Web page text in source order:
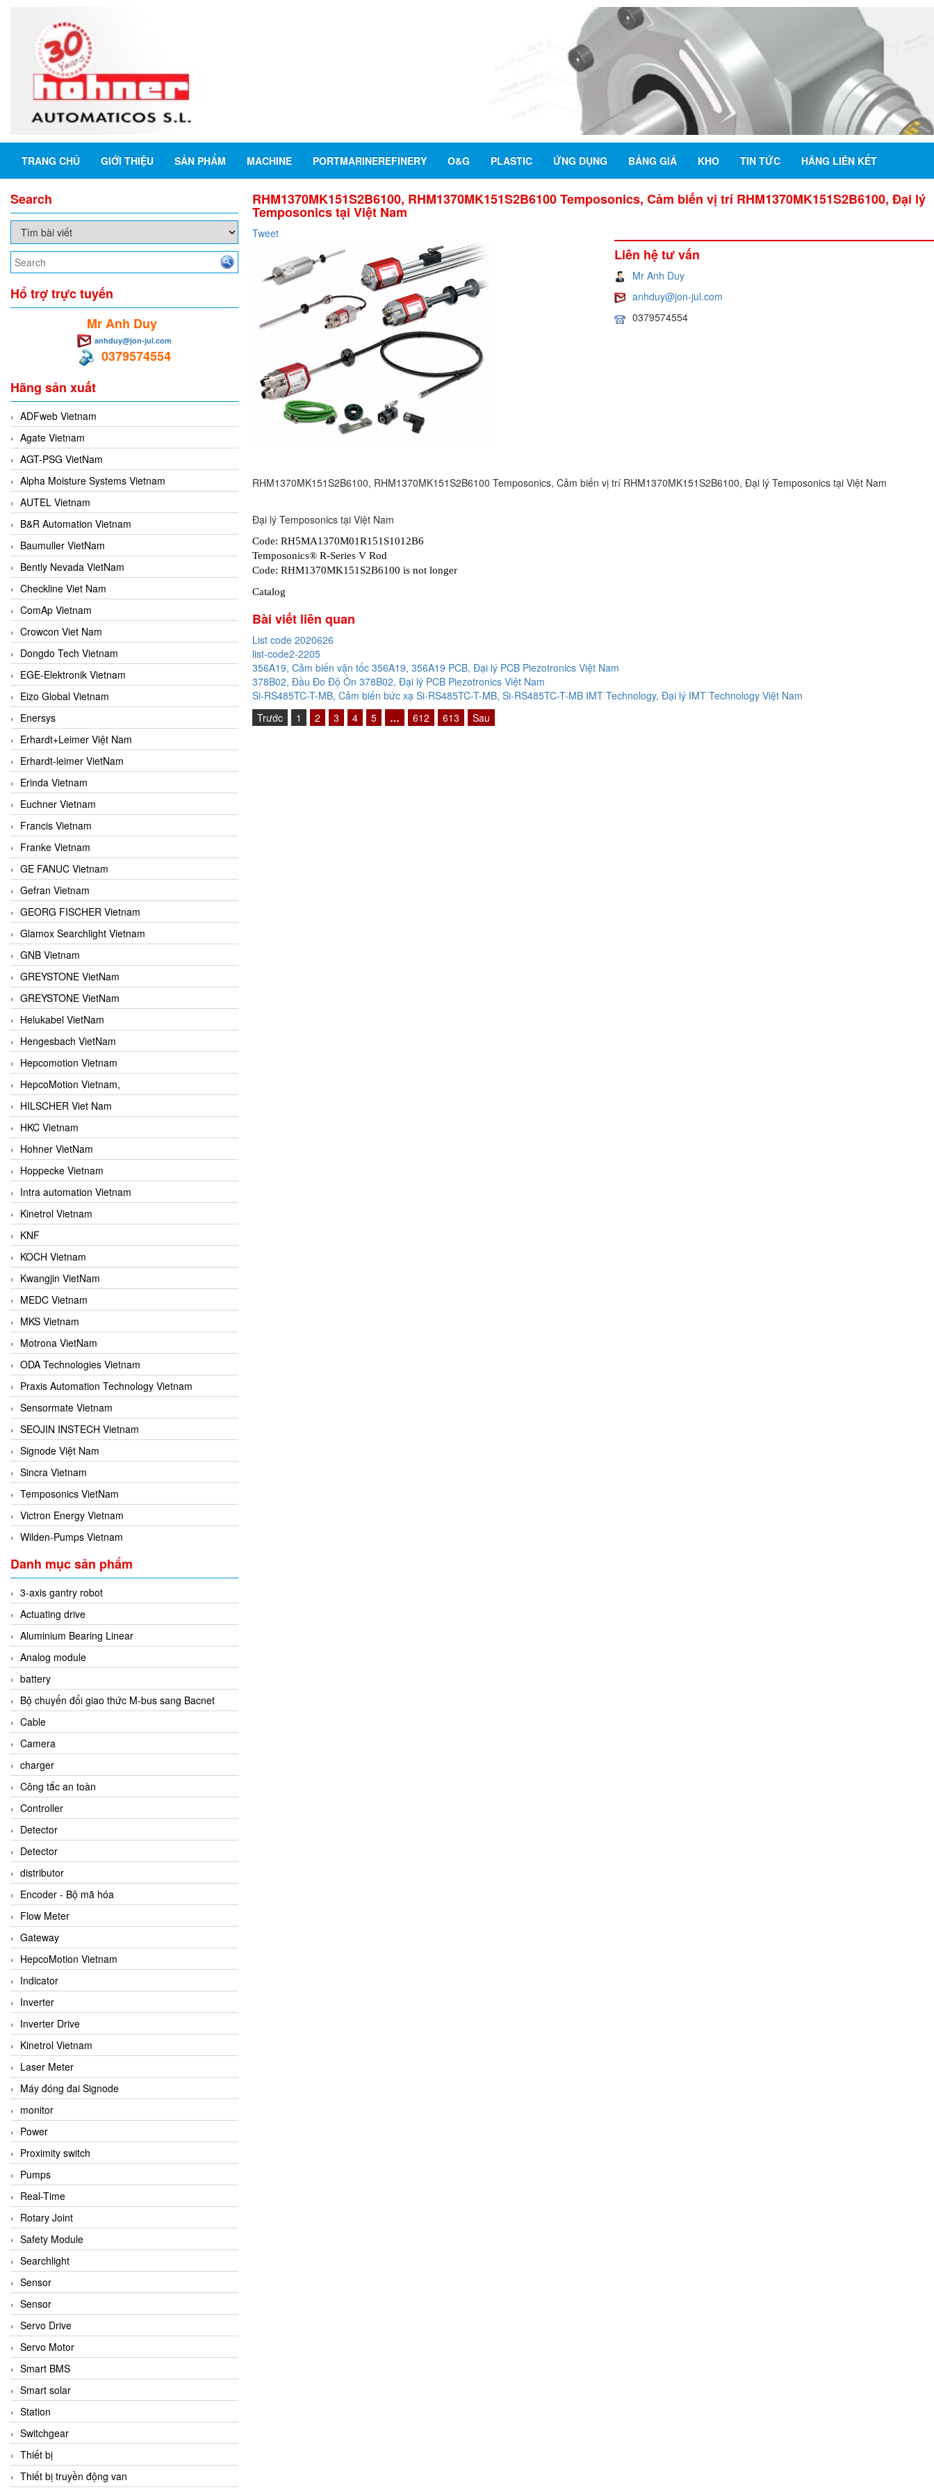
TRANG CHỦ GIỚI THIỆU SẢN PHẨM MACHINE PORTMARINEREFINERY O&G PLASTIC ỨNG DỤNG BẢNG GIÁ KHO TIN TỨC HÃNG LIÊN KẾT
Search
Hổ trợ trực tuyến
Mr Anh Duy
anhduy@jon-jul.com
0379574554
Hãng sản xuất
ADFweb Vietnam
Agate Vietnam
AGT-PSG VietNam
Alpha Moisture Systems Vietnam
AUTEL Vietnam
B&R Automation Vietnam
Baumuller VietNam
Bently Nevada VietNam
Checkline Viet Nam
ComAp Vietnam
Crowcon Viet Nam
Dongdo Tech Vietnam
EGE-Elektronik Vietnam
Eizo Global Vietnam
Enersys
Erhardt+Leimer Việt Nam
Erhardt-leimer VietNam
Erinda Vietnam
Euchner Vietnam
Francis Vietnam
Franke Vietnam
GE FANUC Vietnam
Gefran Vietnam
GEORG FISCHER Vietnam
Glamox Searchlight Vietnam
GNB Vietnam
GREYSTONE VietNam
GREYSTONE VietNam
Helukabel VietNam
Hengesbach VietNam
Hepcomotion Vietnam
HepcoMotion Vietnam,
HILSCHER Viet Nam
HKC Vietnam
Hohner VietNam
Hoppecke Vietnam
Intra automation Vietnam
Kinetrol Vietnam
KNF
KOCH Vietnam
Kwangjin VietNam
MEDC Vietnam
MKS Vietnam
Motrona VietNam
ODA Technologies Vietnam
Praxis Automation Technology Vietnam
Sensormate Vietnam
SEOJIN INSTECH Vietnam
Signode Việt Nam
Sincra Vietnam
Temposonics VietNam
Victron Energy Vietnam
Wilden-Pumps Vietnam
Danh mục sản phẩm
3-axis gantry robot
Actuating drive
Aluminium Bearing Linear
Analog module
battery
Bộ chuyển đổi giao thức M-bus sang Bacnet
Cable
Camera
charger
Công tắc an toàn
Controller
Detector
Detector
distributor
Encoder - Bộ mã hóa
Flow Meter
Gateway
HepcoMotion Vietnam
Indicator
Inverter
Inverter Drive
Kinetrol Vietnam
Laser Meter
Máy đóng đai Signode
monitor
Power
Proximity switch
Pumps
Real-Time
Rotary Joint
Safety Module
Searchlight
Sensor
Sensor
Servo Drive
Servo Motor
Smart BMS
Smart solar
Station
Switchgear
Thiết bị
Thiết bị truyền động van
RHM1370MK151S2B6100, RHM1370MK151S2B6100 Temposonics, Cảm biến vị trí RHM1370MK151S2B6100, Đại lý
Temposonics tại Việt Nam
Tweet
Liên hệ tư vấn
Mr Anh Duy
anhduy@jon-jul.com
0379574554
RHM1370MK151S2B6100, RHM1370MK151S2B6100 Temposonics, Cảm biến vị trí RHM1370MK151S2B6100, Đại lý Temposonics tại Việt Nam
Đại lý Temposonics tại Việt Nam
Code: RH5MA1370M01R151S1012B6
Temposonics® R-Series V Rod
Code: RHM1370MK151S2B6100 is not longer
Catalog
Bài viết liên quan
List code 2020626
list-code2-2205
356A19, Cảm biến vận tốc 356A19, 356A19 PCB, Đại lý PCB Piezotronics Việt Nam
378B02, Đầu Đo Độ Ồn 378B02, Đại lý PCB Piezotronics Việt Nam
Si-RS485TC-T-MB, Cảm biến bức xạ Si-RS485TC-T-MB, Si-RS485TC-T-MB IMT Technology, Đại lý IMT Technology Việt Nam
Trước
1 2 3 4 5 … 612 613 Sau